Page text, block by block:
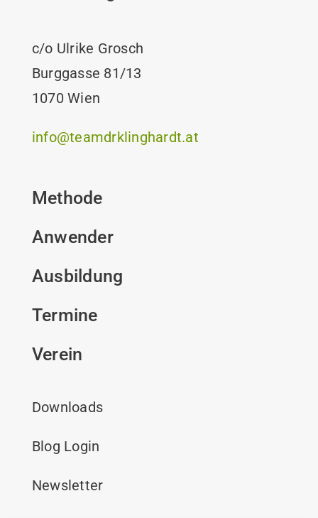
c/o Ulrike Grosch
Burggasse 81/13
1070 Wien
info@teamdrklinghardt.at
Methode
Anwender
Ausbildung
Termine
Verein
Downloads
Blog Login
Newsletter